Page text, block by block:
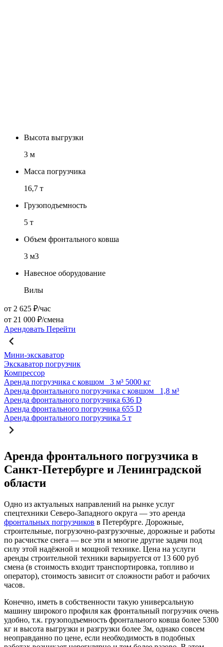
Высота выгрузки
3 м
Масса погрузчика
16,7 т
Грузоподъемность
5 т
Объем фронтального ковша
3 м3
Навесное оборудование
Вилы
от 2 625 ₽/час
от 21 000 ₽/смена
Арендовать Перейти
Мини-экскаватор
Экскаватор погрузчик
Компрессор
Аренда погрузчика с ковшом
3 м³ 5000 кг
Аренда фронтального погрузчика с ковшом 1,8 м³
Аренда фронтального погрузчика 636 D
Аренда фронтального погрузчика 655 D
Аренда фронтального погрузчика 5 т
Аренда фронтального погрузчика в
Санкт-Петербурге и Ленинградской
области
Одно из актуальных направлений на рынке услуг
спецтехники Северо-Западного округа — это аренда
фронтальных погрузчиков в Петербурге. Дорожные,
строительные, погрузочно-разгрузочные, дорожные и работы
по расчистке снега — все эти и многие другие задачи под
силу этой надёжной и мощной технике. Цена на услуги
аренды строительной техники варьируется от 13 600 руб
смена (в стоимость входит транспортировка, топливо и
оператор), стоимость зависит от сложности работ и рабочих
часов.
Конечно, иметь в собственности такую универсальную
машину широкого профиля как фронтальный погрузчик очень
удобно, т.к. грузоподъемность фронтального ковша более 5300
кг и высота выгрузки и разгрузки более 3м, однако совсем
неоправданно по цене, если необходимость в подобных